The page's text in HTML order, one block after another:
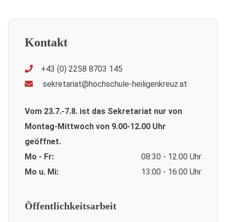
Kontakt
+43 (0) 2258 8703 145
sekretariat@hochschule-heiligenkreuz.at
Vom 23.7.-7.8. ist das Sekretariat nur von
Montag-Mittwoch von 9.00-12.00 Uhr
geöffnet.
Mo - Fr:
08:30 - 12:00 Uhr
Mo u. Mi:
13:00 - 16:00 Uhr
Öffentlichkeitsarbeit